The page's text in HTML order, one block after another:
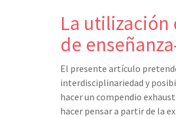
La utilización
de
El presente artículo
interdisciplinariedad y
hacer un compendio
hacer pensar a partir de la